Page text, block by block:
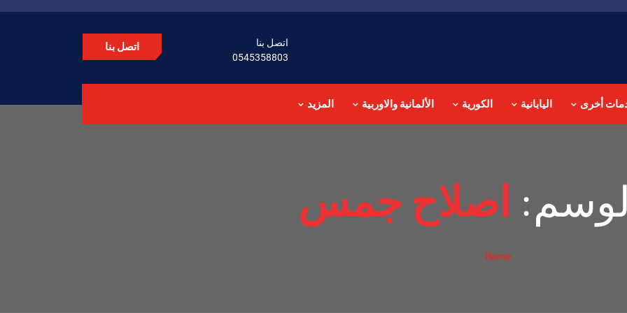
اتصل بنا
0545358803
اتصل بنا
أخرى اليابانية الكورية الألمانية والاوربية المزيد
اصلاح جمس
Home